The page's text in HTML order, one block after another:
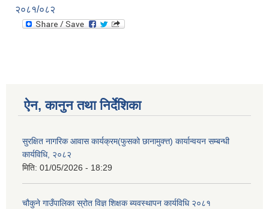
२०८१/०८२
ऐन, कानुन तथा निर्देशिका
सुरक्षित नागरिक आवास कार्यक्रम(फुसको छानामुक्त्त) कार्यान्वयन सम्बन्धी
कार्यविधि, २०८२
मिति: 01/05/2026 - 18:29
चौकुने गाउँपालिका स्रोत विज्ञ शिक्षक ब्यवस्थापन कार्यविधि २०८१